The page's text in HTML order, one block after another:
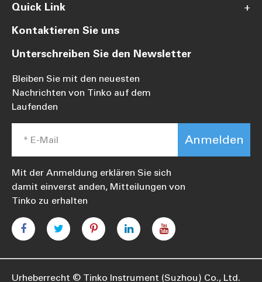
Quick Link
+
Kontaktieren Sie uns
Unterschreiben Sie den Newsletter
Bleiben Sie mit den neuesten
Nachrichten von Tinko auf dem
Laufenden
Anmelden
Mit der Anmeldung erklären Sie sich
damit einverst anden, Mitteilungen von
Tinko zu erhalten
Urheberrecht © Tinko Instrument (Suzhou) Co., Ltd.